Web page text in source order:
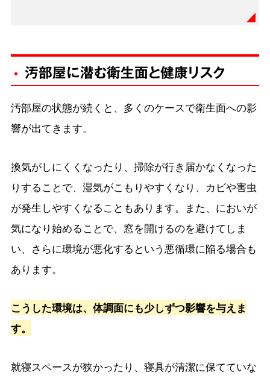
汚部屋に潜む衛生面と健康リスク
汚部屋の状態が続くと、多くのケースで衛生面への影
響が出てきます。
換気がしにくくなったり、掃除が行き届かなくなった
りすることで、湿気がこもりやすくなり、カビや害虫
が発生しやすくなることもあります。また、においが
気になり始めることで、窓を開けるのを避けてしま
い、さらに環境が悪化するという悪循環に陥る場合も
あります。
こうした環境は、体調面にも少しずつ影響を与えま
す。
就寝スペースが狭かったり、寝具が清潔に保てていな